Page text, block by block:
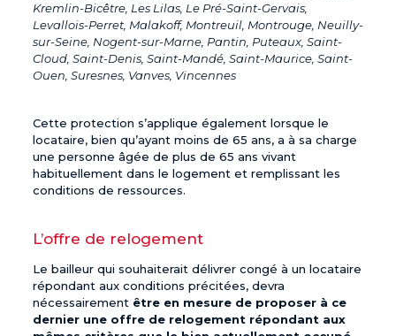
Kremlin-Bicêtre, Les Lilas, Le Pré-Saint-Gervais,
Levallois-Perret, Malakoff, Montreuil, Montrouge, Neuilly-
sur-Seine, Nogent-sur-Marne, Pantin, Puteaux, Saint-
Cloud, Saint-Denis, Saint-Mandé, Saint-Maurice, Saint-
Ouen, Suresnes, Vanves, Vincennes
Cette protection s’applique également lorsque le
locataire, bien qu’ayant moins de 65 ans, a à sa charge
une personne âgée de plus de 65 ans vivant
habituellement dans le logement et remplissant les
conditions de ressources.
L’offre de relogement
Le bailleur qui souhaiterait délivrer congé à un locataire
répondant aux conditions précitées, devra
nécessairement être en mesure de proposer à ce
dernier une offre de relogement répondant aux